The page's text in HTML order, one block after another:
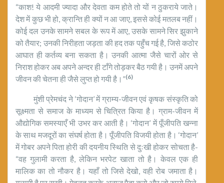
“काश! ये आद‌मी ज्यादा और देवता कम होते तो यों न ठुकराये जाते।
देश में कुछ भी हो, क्रान्ति ही क्यों न आ जाए, इससे कोई मतलब नहीं।
कोई दल उनके सामने सबल के रूप में आए, उसके सामने सिर झुकाने
को तैयार; उनकी निरीहता जड़ता की हद तक पहुँच गई है, जिसे कठोर
आघात ही कर्तव्य बना सकता है। उनकी आत्मा जैसे चारों ओर से
निराश होकर अब अपने अन्दर ही टाँगे तोड़कर बैठ गयी है। उनमें अपने
जीवन की चेतना ही जैसे लुप्त हो गयी है।”(6)
मुंशी प्रेमचंद ने ‘गोदान’ में ग्राम्य-जीवन एवं कृषक संस्कृति को
सूक्ष्मता से समाज के माध्यम से चित्रित किया है। ग्राम-जीवन में
औद्योगिक समस्याएँ भी उभर कर आती है। ‘गोदान’ में पूँजीपति खन्ना
के साथ मजदूरों का संघर्ष होता है। पूँजीपति विजयी होता है। ‘गोदान’
में गोबर अपने पिता होरी की दयनीय स्थिति से दुःखी होकर सोचता है-
“वह गुलामी करता है, लेकिन भरपेट खाता तो है। केवल एक ही
मालिक का तो नौकर है। यहाँ तो जिसे देखो, वही रोब जमाता है।